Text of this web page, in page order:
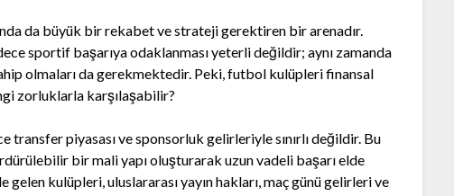
da büyük bir rekabet ve strateji gerektiren bir arenadır.
sportif başarıya odaklanması yeterli değildir; aynı zamanda
olmaları da gerekmektedir. Peki, futbol kulüpleri finansal
zorluklarla karşılaşabilir?
transfer piyasası ve sponsorluk gelirleriyle sınırlı değildir. Bu
bir mali yapı oluşturarak uzun vadeli başarı elde
kulüpleri, uluslararası yayın hakları, maç günü gelirleri ve